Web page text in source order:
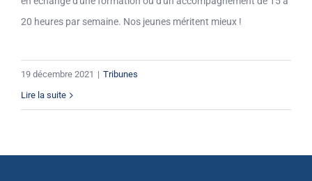
20 heures par semaine. Nos jeunes méritent mieux !
19 décembre 2021 | Tribunes
Lire la suite